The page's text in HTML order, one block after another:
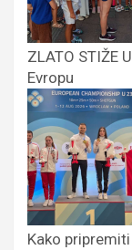
ZLATO STIŽE
Evropu
Kako